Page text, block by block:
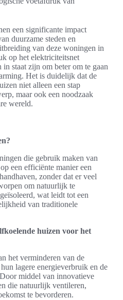
een significante impact
duurzame steden en
van deze woningen in
op het elektriciteitsnet
staat zijn om beter om te gaan
Het is duidelijk dat de
niet alleen een stap
maar ook een noodzaak
wereld.
die gebruik maken van
een efficiënte manier een
zonder dat er veel
om natuurlijk te
wat leidt tot een
van traditionele
huizen voor het
het verminderen van de
lagere energieverbruik en de
middel van innovatieve
die natuurlijk ventileren,
te bevorderen.